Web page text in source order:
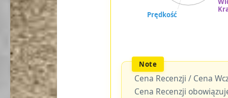
Cena Recenzji / Cena
Cena Recenzji